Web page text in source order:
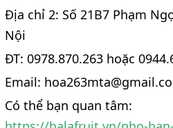
Địa chỉ 2: Số 21B7 Phạm
Nội
ĐT: 0978.870.263 hoặc
Email:
Có thể bạn quan tâm: